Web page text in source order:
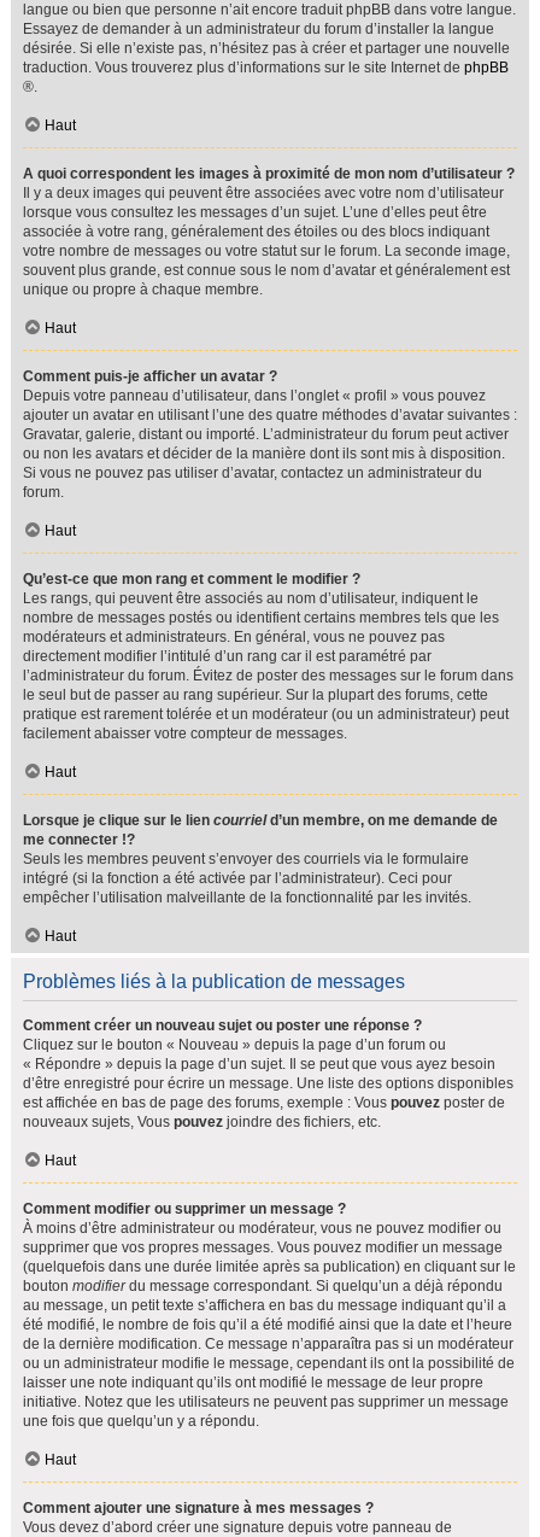
langue ou bien que personne n’ait encore traduit phpBB dans votre langue.
Essayez de demander à un administrateur du forum d’installer la langue
désirée. Si elle n’existe pas, n’hésitez pas à créer et partager une nouvelle
traduction. Vous trouverez plus d’informations sur le site Internet de phpBB
®.
Haut
A quoi correspondent les images à proximité de mon nom d’utilisateur ?
Il y a deux images qui peuvent être associées avec votre nom d’utilisateur
lorsque vous consultez les messages d’un sujet. L’une d’elles peut être
associée à votre rang, généralement des étoiles ou des blocs indiquant
votre nombre de messages ou votre statut sur le forum. La seconde image,
souvent plus grande, est connue sous le nom d’avatar et généralement est
unique ou propre à chaque membre.
Haut
Comment puis-je afficher un avatar ?
Depuis votre panneau d’utilisateur, dans l’onglet « profil » vous pouvez
ajouter un avatar en utilisant l’une des quatre méthodes d’avatar suivantes :
Gravatar, galerie, distant ou importé. L’administrateur du forum peut activer
ou non les avatars et décider de la manière dont ils sont mis à disposition.
Si vous ne pouvez pas utiliser d’avatar, contactez un administrateur du
forum.
Haut
Qu’est-ce que mon rang et comment le modifier ?
Les rangs, qui peuvent être associés au nom d’utilisateur, indiquent le
nombre de messages postés ou identifient certains membres tels que les
modérateurs et administrateurs. En général, vous ne pouvez pas
directement modifier l’intitulé d’un rang car il est paramétré par
l’administrateur du forum. Évitez de poster des messages sur le forum dans
le seul but de passer au rang supérieur. Sur la plupart des forums, cette
pratique est rarement tolérée et un modérateur (ou un administrateur) peut
facilement abaisser votre compteur de messages.
Haut
Lorsque je clique sur le lien courrield’un membre, on me demande de
me connecter !?
Seuls les membres peuvent s’envoyer des courriels via le formulaire
intégré (si la fonction a été activée par l’administrateur). Ceci pour
empêcher l’utilisation malveillante de la fonctionnalité par les invités.
Haut
Problèmes liés à la publication de messages
Comment créer un nouveau sujet ou poster une réponse ?
Cliquez sur le bouton « Nouveau » depuis la page d’un forum ou
« Répondre » depuis la page d’un sujet. Il se peut que vous ayez besoin
d’être enregistré pour écrire un message. Une liste des options disponibles
est affichée en bas de page des forums, exemple : Vous pouvez poster de
nouveaux sujets, Vous pouvez joindre des fichiers, etc.
Haut
Comment modifier ou supprimer un message ?
À moins d’être administrateur ou modérateur, vous ne pouvez modifier ou
supprimer que vos propres messages. Vous pouvez modifier un message
(quelquefois dans une durée limitée après sa publication) en cliquant sur le
bouton modifierdu message correspondant. Si quelqu’un a déjà répondu
au message, un petit texte s’affichera en bas du message indiquant qu’il a
été modifié, le nombre de fois qu’il a été modifié ainsi que la date et l’heure
de la dernière modification. Ce message n’apparaîtra pas si un modérateur
ou un administrateur modifie le message, cependant ils ont la possibilité de
laisser une note indiquant qu’ils ont modifié le message de leur propre
initiative. Notez que les utilisateurs ne peuvent pas supprimer un message
une fois que quelqu’un y a répondu.
Haut
Comment ajouter une signature à mes messages ?
Vous devez d’abord créer une signature depuis votre panneau de